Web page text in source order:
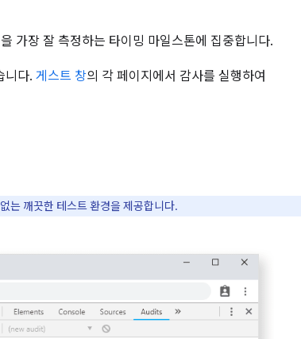
가장 잘 측정하는 타이밍 마일스톤에 집중합니다.
니다. 게스트 창의 각 페이지에서 감사를 실행하여
는 깨끗한 테스트 환경을 제공합니다.